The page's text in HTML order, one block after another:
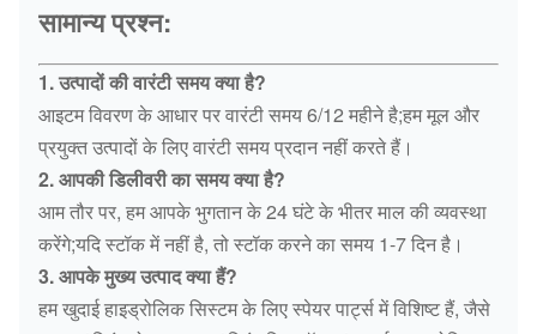
सामान्य प्रश्न:
1. उत्पादों की वारंटी समय क्या है?
आइटम विवरण के आधार पर वारंटी समय 6/12 महीने है;हम मूल और
प्रयुक्त उत्पादों के लिए वारंटी समय प्रदान नहीं करते हैं।
2. आपकी डिलीवरी का समय क्या है?
आम तौर पर, हम आपके भुगतान के 24 घंटे के भीतर माल की व्यवस्था
करेंगे;यदि स्टॉक में नहीं है, तो स्टॉक करने का समय 1-7 दिन है।
3. आपके मुख्य उत्पाद क्या हैं?
हम खुदाई हाइड्रोलिक सिस्टम के लिए स्पेयर पार्ट्स में विशिष्ट हैं, जैसे